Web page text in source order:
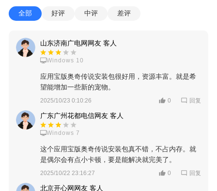
全部 好评 中评 差评
山东济南广电网网友 客人
Windows 10
应用宝版奥奇传说安装包很好用，资源丰富。就是希
望能增加一些新的宠物。
2025/10/23 0:10:26 0 回复
广东广州花都电信网友 客人
Windows 7
这个应用宝版奥奇传说安装包真不错，不占内存。就
是偶尔会有点小卡顿，要是能解决就完美了。
2025/10/22 23:16:27 0 回复
北京开心网网友 客人